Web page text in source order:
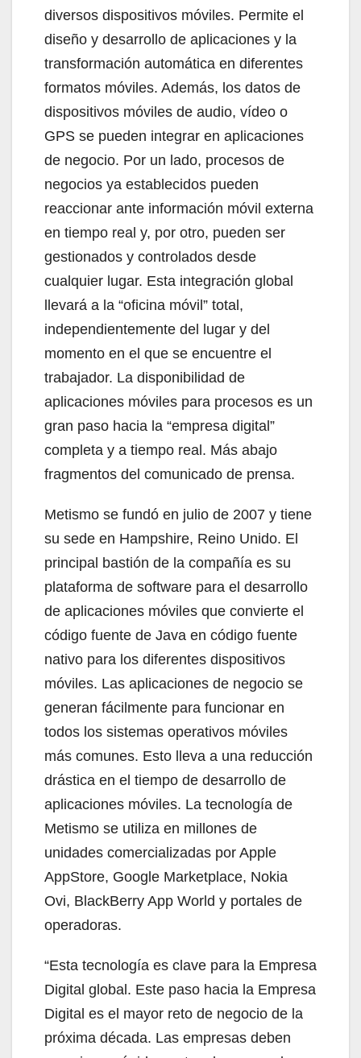
diversos dispositivos móviles. Permite el
diseño y desarrollo de aplicaciones y la
transformación automática en diferentes
formatos móviles. Además, los datos de
dispositivos móviles de audio, vídeo o
GPS se pueden integrar en aplicaciones
de negocio. Por un lado, procesos de
negocios ya establecidos pueden
reaccionar ante información móvil externa
en tiempo real y, por otro, pueden ser
gestionados y controlados desde
cualquier lugar. Esta integración global
llevará a la “oficina móvil” total,
independientemente del lugar y del
momento en el que se encuentre el
trabajador. La disponibilidad de
aplicaciones móviles para procesos es un
gran paso hacia la “empresa digital”
completa y a tiempo real. Más abajo
fragmentos del comunicado de prensa.
Metismo se fundó en julio de 2007 y tiene
su sede en Hampshire, Reino Unido. El
principal bastión de la compañía es su
plataforma de software para el desarrollo
de aplicaciones móviles que convierte el
código fuente de Java en código fuente
nativo para los diferentes dispositivos
móviles. Las aplicaciones de negocio se
generan fácilmente para funcionar en
todos los sistemas operativos móviles
más comunes. Esto lleva a una reducción
drástica en el tiempo de desarrollo de
aplicaciones móviles. La tecnología de
Metismo se utiliza en millones de
unidades comercializadas por Apple
AppStore, Google Marketplace, Nokia
Ovi, BlackBerry App World y portales de
operadoras.
“Esta tecnología es clave para la Empresa
Digital global. Este paso hacia la Empresa
Digital es el mayor reto de negocio de la
próxima década. Las empresas deben